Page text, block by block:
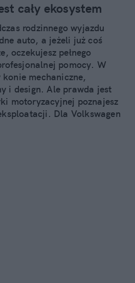
cały ekosystem
rodzinnego wyjazdu
auto, a jeżeli już coś
oczekujesz pełnego
pomocy. W
mechaniczne,
i design. Ale prawda jest
motoryzacyjnej poznajesz
Dla Volkswagen